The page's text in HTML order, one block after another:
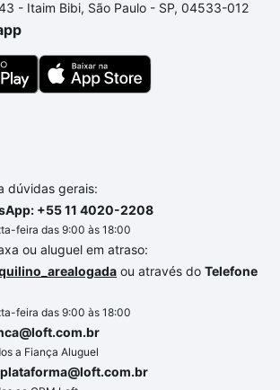
e conte com a gente para comprar
sonhos com segurança e
você até as chaves.
- Itaim Bibi, São Paulo - SP, 04533-012
dúvidas gerais:
+55 11 4020-2208
feira das 9:00 às 18:00
ou aluguel em atraso:
ou através do Telefone
feira das 9:00 às 18:00
a Fiança Aluguel